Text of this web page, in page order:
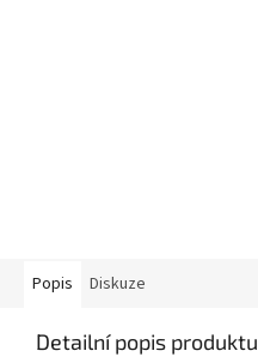
Popis Diskuze
Detailní popis produktu